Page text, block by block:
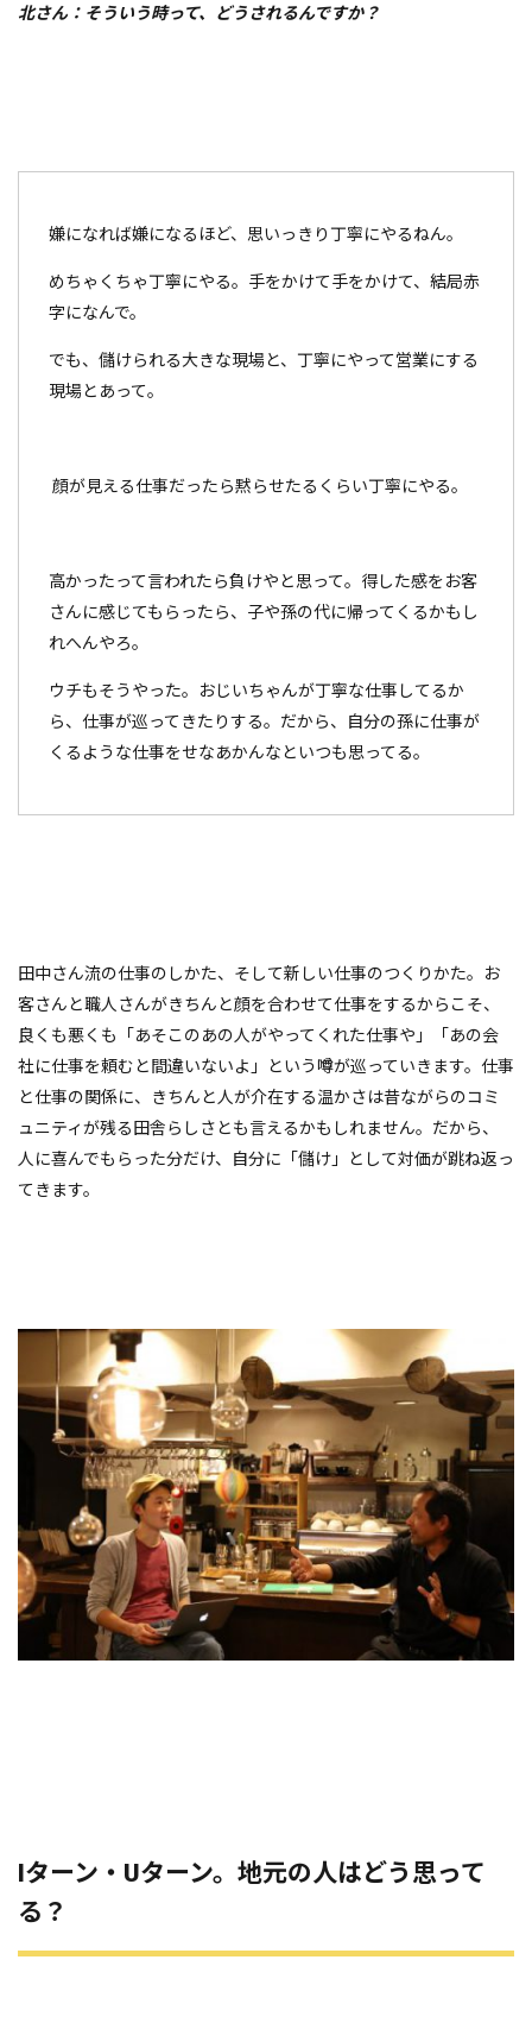
北さん：そういう時って、どうされるんですか？
嫌になれば嫌になるほど、思いっきり丁寧にやるねん。
めちゃくちゃ丁寧にやる。手をかけて手をかけて、結局赤
字になんで。
でも、儲けられる大きな現場と、丁寧にやって営業にする
現場とあって。
顔が見える仕事だったら黙らせたるくらい丁寧にやる。
高かったって言われたら負けやと思って。得した感をお客
さんに感じてもらったら、子や孫の代に帰ってくるかもし
れへんやろ。
ウチもそうやった。おじいちゃんが丁寧な仕事してるか
ら、仕事が巡ってきたりする。だから、自分の孫に仕事が
くるような仕事をせなあかんなといつも思ってる。
田中さん流の仕事のしかた、そして新しい仕事のつくりかた。お
客さんと職人さんがきちんと顔を合わせて仕事をするからこそ、
良くも悪くも「あそこのあの人がやってくれた仕事や」「あの会
社に仕事を頼むと間違いないよ」という噂が巡っていきます。仕事
と仕事の関係に、きちんと人が介在する温かさは昔ながらのコミ
ュニティが残る田舎らしさとも言えるかもしれません。だから、
人に喜んでもらった分だけ、自分に「儲け」として対価が跳ね返っ
てきます。
Iターン・Uターン。地元の人はどう思って
る？